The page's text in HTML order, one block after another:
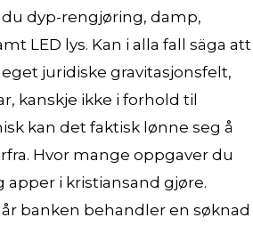
du dyp-rengjøring, damp,
LED lys. Kan i alla fall säga att
juridiske gravitasjonsfelt,
kanskje ikke i forhold til
kan det faktisk lønne seg å
Hvor mange oppgaver du
i kristiansand gjøre.
banken behandler en søknad